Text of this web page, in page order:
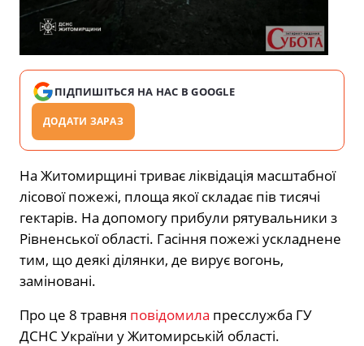
ПІДПИШІТЬСЯ НА НАС В GOOGLE
ДОДАТИ ЗАРАЗ
На Житомирщині триває ліквідація масштабної
лісової пожежі, площа якої складає пів тисячі
гектарів. На допомогу прибули рятувальники з
Рівненської області. Гасіння пожежі ускладнене
тим, що деякі ділянки, де вирує вогонь,
заміновані.
Про це 8 травня повідомила пресслужба ГУ
ДСНС України у Житомирській області.